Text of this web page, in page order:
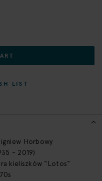
Horbowy
- 2019)
kieliszków "Lotos"
LIST